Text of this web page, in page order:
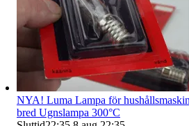
NYA! Luma Lampa för
bred Ugnslampa 300°C